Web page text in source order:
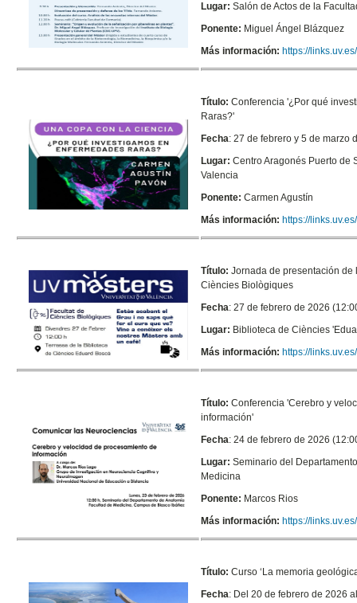
Lugar:Salón de Actos de la
Ponente: Miguel Ángel Blázquez
Más información: https://
Título:Conferencia '¿Por qué
Raras?'
Fecha: 27 de febrero y 5 de marzo
Lugar:Centro Aragonés Puerto de
Valencia
Ponente:Carmen Agustín
Más información: https://
Título:Jornada de presentación de
Ciències Biològiques
Fecha: 27 de febrero de 2026
Lugar: Biblioteca de Ciències
Más información: https://
Título:Conferencia 'Cerebro y
información'
Fecha: 24 de febrero de 2026
Lugar:Seminario del
Medicina
Ponente: Marcos Rios
Más información: https://
Título:Curso ‘La memoria
Fecha: Del 20 de febrero de 2026